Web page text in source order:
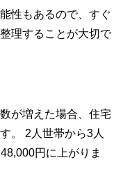
性もあるので、すぐ
理することが大切で
が増えた場合、住宅
。 2人世帯から3人
円に上がりま